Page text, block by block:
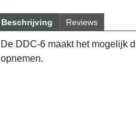
Beschrijving Reviews
De DDC-6 maakt het mogelijk
opnemen.